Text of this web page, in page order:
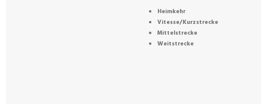
Heimkehr
Vitesse/Kurzstrecke
Mittelstrecke
Weitstrecke